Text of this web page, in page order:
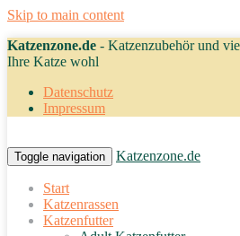
Skip to main content
Katzenzone.de - Katzenzubehör und
Ihre Katze wohl
Datenschutz
Impressum
Toggle navigation Katzenzone.de
Start
Katzenrassen
Katzenfutter